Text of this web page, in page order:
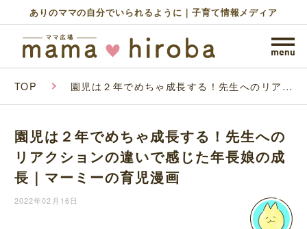
ありのママの自分でいられるように｜子育て情報メディア
TOP 園児は２年でめちゃ成長する！先生へのリアク
の育児漫画
園児は２年でめちゃ成長する！先生への
リアクションの違いで感じた年長娘の成
長｜マーミーの育児漫画
2022年02月16日